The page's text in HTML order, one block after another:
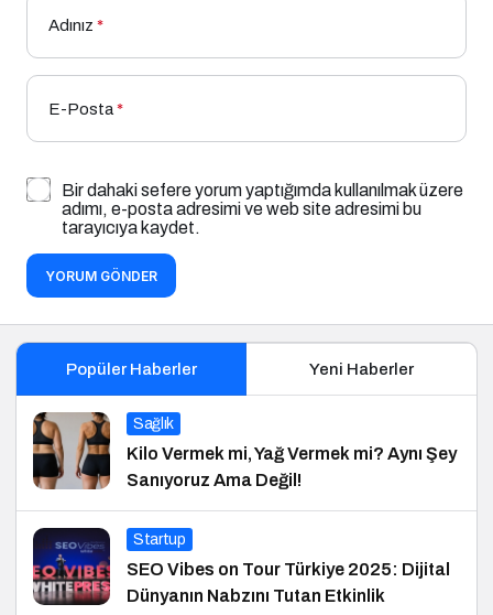
Adınız *
E-Posta*
Bir dahaki sefere yorum yaptığımda kullanılmak üzere
adımı, e-posta adresimi ve web site adresimi bu
tarayıcıya kaydet.
YORUM GÖNDER
Popüler Haberler Yeni Haberler
Sağlık
Kilo Vermek mi, Yağ Vermek mi? Aynı Şey
Sanıyoruz Ama Değil!
Startup
SEO Vibes on Tour Türkiye 2025: Dijital
Dünyanın Nabzını Tutan Etkinlik